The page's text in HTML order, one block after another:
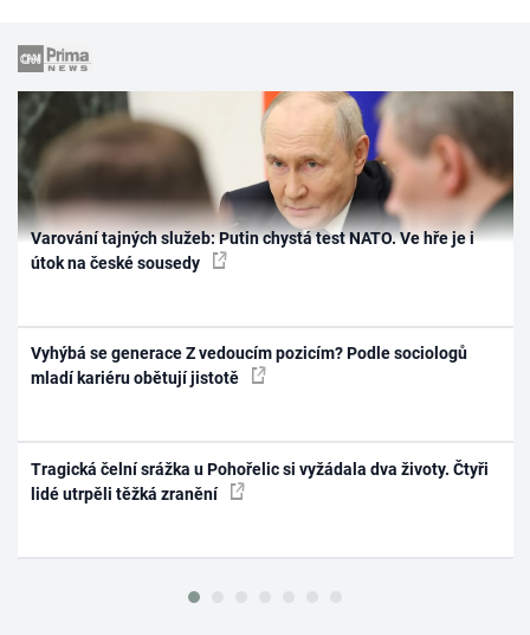
Varování tajných služeb: Putin chystá test NATO. Ve hře je i
útok na české sousedy
Vyhýbá se generace Z vedoucím pozicím? Podle sociologů
mladí kariéru obětují jistotě
Tragická čelní srážka u Pohořelic si vyžádala dva životy. Čtyři
lidé utrpěli těžká zranění